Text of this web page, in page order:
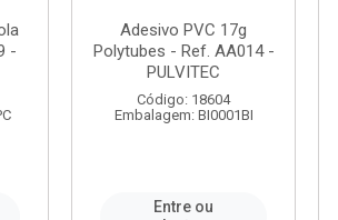
-
Adesivo PVC 17g
Polytubes - Ref. AA014 -
PULVITEC
Código: 18604
Embalagem: BI0001BI
Entre ou